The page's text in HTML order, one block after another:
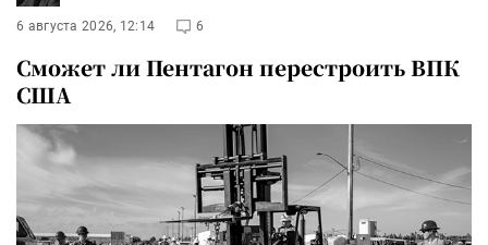
6 августа 2026, 12:14 6
Сможет ли Пентагон перестроить ВПК
США